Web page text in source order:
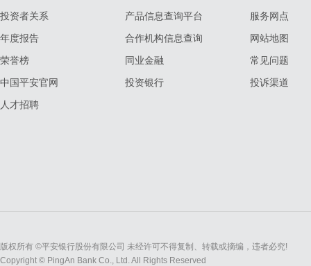
投资者关系
年度报告
荣誉榜
中国平安官网
人才招聘
产品信息查询平台
合作机构信息查询
同业金融
投资银行
服务网点
网站地图
常见问题
投诉渠道
版权所有 ©平安银行股份有限公司 未经许可不得复制、转载或摘编，违者必究!
Copyright © PingAn Bank Co., Ltd. All Rights Reserved